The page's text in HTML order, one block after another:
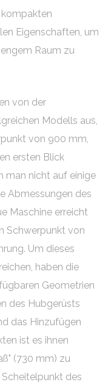
Eigenschaften, um
Raum zu
von der
Modells aus,
von 900 mm,
ersten Blick
man nicht auf einige
Abmessungen des
Maschine erreicht
Schwerpunkt von
Um dieses
haben die
Geometrien
des Hubgerüsts
das Hinzufügen
ist es ihnen
(730 mm) zu
Scheitelpunkt des